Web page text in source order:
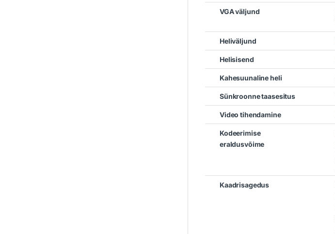
VGA väljund
Heliväljund
Helisisend
Kahesuunaline heli
Sünkroonne taasesitus
Video tihendamine
Kodeerimise
eraldusvõime
Kaadrisagedus